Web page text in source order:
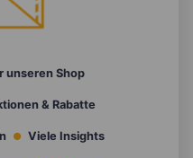
unseren Shop
& Rabatte
Viele Insights